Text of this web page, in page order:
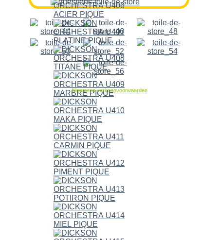
Allgemene verkoopvoorwaarden